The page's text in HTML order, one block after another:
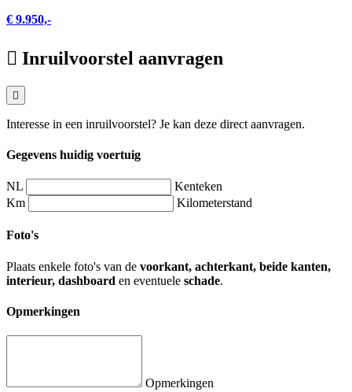
€ 9.950,-
Inruilvoorstel aanvragen
Interesse in een inruilvoorstel? Je kan deze direct aanvragen.
Gegevens huidig voertuig
NL
Kenteken
Km
Kilometerstand
Foto's
Plaats enkele foto's van de voorkant, achterkant, beide kanten,
interieur, dashboard en eventuele schade.
Opmerkingen
Opmerkingen